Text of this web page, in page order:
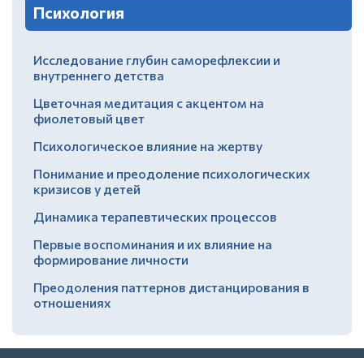
Психология
Исследование глубин саморефлексии и
внутреннего детства
Цветочная медитация с акцентом на
фиолетовый цвет
Психологическое влияние на жертву
Понимание и преодоление психологических
кризисов у детей
Динамика терапевтических процессов
Первые воспоминания и их влияние на
формирование личности
Преодоления паттернов дистанцирования в
отношениях